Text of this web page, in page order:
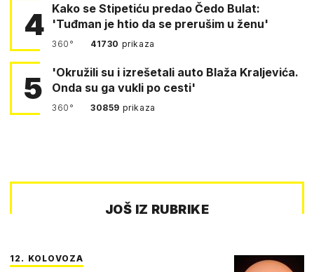
4 Kako se Stipetiću predao Čedo Bulat:
'Tuđman je htio da se prerušim u ženu'
360° 41730 prikaza
5
'Okružili su i izrešetali auto Blaža Kraljevića.
Onda su ga vukli po cesti'
360° 30859 prikaza
JOŠ IZ RUBRIKE
12. KOLOVOZA